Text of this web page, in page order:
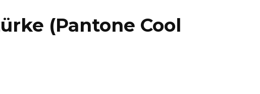
(Pantone Cool